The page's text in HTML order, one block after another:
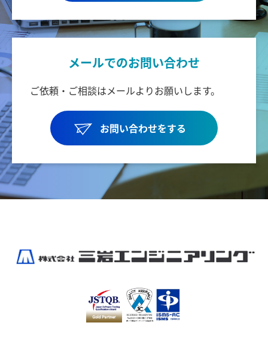
メールでのお問い合わせ
ご依頼・ご相談はメールよりお願いします。
お問い合わせをする